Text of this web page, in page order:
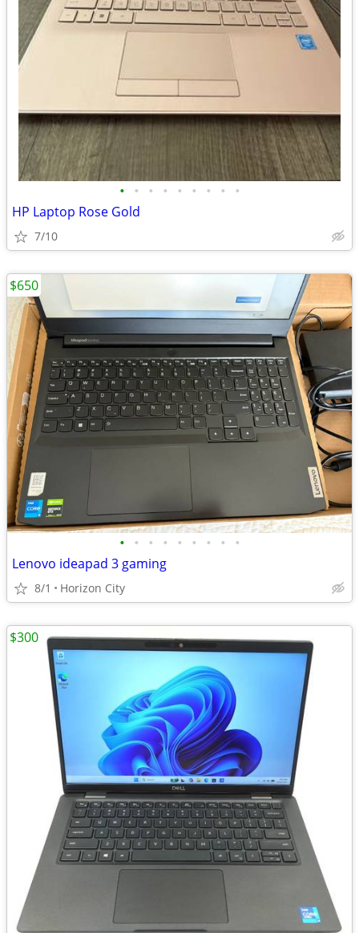
• • • • • • • • •
HP Laptop Rose Gold
7/10
• • • • • • • • •
Lenovo ideapad 3 gaming
8/1 Horizon City
$650
$300